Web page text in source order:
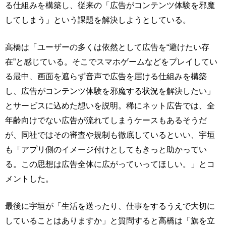
る仕組みを構築し、従来の「広告がコンテンツ体験を邪魔
してしまう」という課題を解決しようとしている。
高橋は「ユーザーの多くは依然として広告を“避けたい存
在”と感じている。そこでスマホゲームなどをプレイしてい
る最中、画面を遮らず音声で広告を届ける仕組みを構築
し、広告がコンテンツ体験を邪魔する状況を解決したい」
とサービスに込めた想いを説明。稀にネット広告では、全
年齢向けでない広告が流れてしまうケースもあるそうだ
が、同社ではその審査や規制も徹底しているといい、宇垣
も「アプリ側のイメージ付けとしてもきっと助かってい
る。この思想は広告全体に広がっていってほしい。」とコ
メントした。
最後に宇垣が「生活を送ったり、仕事をするうえで大切に
していることはありますか」と質問すると高橋は「旗を立